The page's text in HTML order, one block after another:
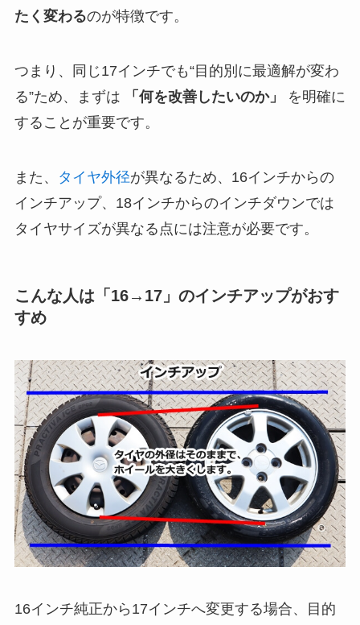
たく変わるのが特徴です。
つまり、同じ17インチでも“目的別に最適解が変わ
る”ため、まずは
「何を改善したいのか」
を明確に
することが重要です。
また、 タイヤ外径が異なるため、16インチからの
インチアップ、18インチからのインチダウンでは
タイヤサイズが異なる点には注意が必要です。
こんな人は「16→17」のインチアップがおす
すめ
16インチ純正から17インチへ変更する場合、目的